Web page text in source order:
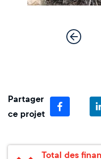
Partager
ce projet
Total des